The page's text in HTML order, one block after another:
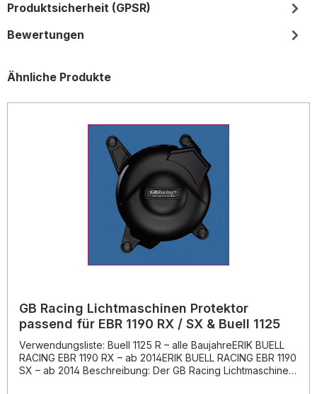
Produktsicherheit (GPSR)
Bewertungen
Produktgalerie überspringen
Ähnliche Produkte
GB Racing Lichtmaschinen Protektor
passend für EBR 1190 RX / SX & Buell 1125
Verwendungsliste: Buell 1125 R – alle BaujahreERIK BUELL
RACING EBR 1190 RX – ab 2014ERIK BUELL RACING EBR 1190
SX – ab 2014 Beschreibung: Der GB Racing Lichtmaschinen